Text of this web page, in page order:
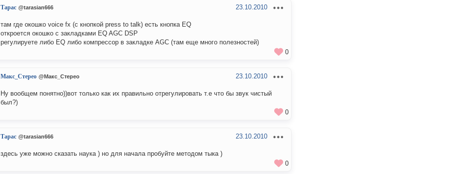
Тарас @tarasian666 23.10.2010
там где окошко voice fx (с кнопкой press to talk) есть кнопка EQ
откроется окошко с закладками EQ AGC DSP
регулируете либо EQ либо компрессор в закладке AGC (там еще много полезностей)
0
Макс_Стерео @Макс_Стерео 23.10.2010
Ну вообщем понятно))вот только как их правильно отрегулировать т.е что бы звук чистый
был?)
0
Тарас @tarasian666 23.10.2010
здесь уже можно сказать наука ) но для начала пробуйте методом тыка )
0